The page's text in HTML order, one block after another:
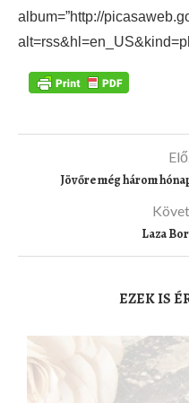
album=”http://
Jövőre még három
Laza
EZEK IS